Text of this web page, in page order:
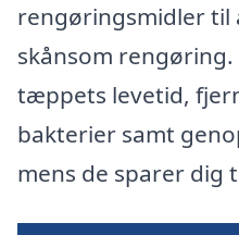
rengøringsmidler til
skånsom
tæppets levetid,
bakterier samt
mens de sparer dig